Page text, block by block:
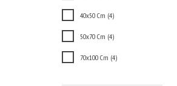
40x50 Cm (4)
50x70 Cm (4)
70x100 Cm (4)